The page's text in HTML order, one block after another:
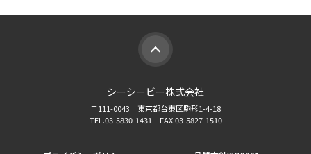
シーシービー株式会社
〒111-0043 東京都台東区駒形1-4-18
TEL.03-5830-1431 FAX.03-5827-1510